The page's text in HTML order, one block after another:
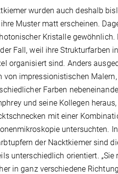
wurden auch deshalb
Muster matt erscheinen.
Kristalle gewöhnlich.
Fall, weil ihre Strukturfarben
organisiert sind. Anders
von impressionistischen
Farben
und seine Kollegen
mit einer
untersuchten.
der Nacktkiemer sind
unterschiedlich orientiert. „Sie
in ganz verschiedene